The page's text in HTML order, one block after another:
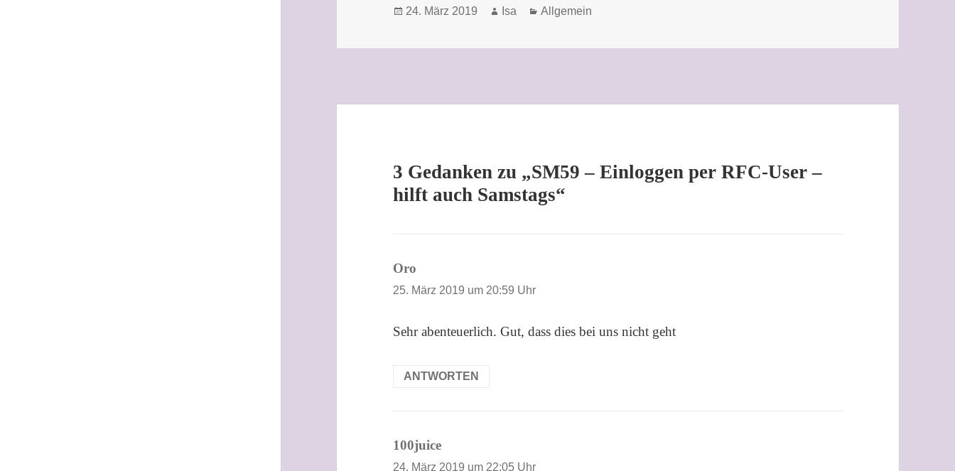
Veröffentlicht
24. März 2019 Autor
Isa Kategorien
Allgemein
3 Gedanken zu „SM59 – Einloggen per RFC-User –
hilft auch Samstags“
Oro
25. März 2019 um 20:59 Uhr
Sehr abenteuerlich. Gut, dass dies bei uns nicht geht
ANTWORTEN
100juice
24. März 2019 um 22:05 Uhr